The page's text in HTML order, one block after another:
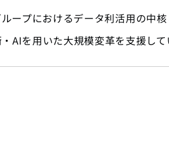
ープにおけるデータ利活用の中核
AIを用いた大規模変革を支援して